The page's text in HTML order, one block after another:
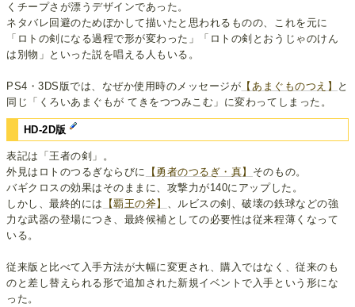
くチープさが漂うデザインであった。
ネタバレ回避のためぼかして描いたと思われるものの、これを元に
「ロトの剣になる過程で形が変わった」「ロトの剣とおうじゃのけん
は別物」といった説を唱える人もいる。
PS4・3DS版では、なぜか使用時のメッセージが 【あまぐものつえ】
と
同じ「くろいあまぐもが てきをつつみこむ」に変わってしまった。
HD-2D版
表記は「王者の剣」。
外見はロトのつるぎならびに
【勇者のつるぎ・真】 そのもの。
バギクロスの効果はそのままに、攻撃力が140にアップした。
しかし、最終的には
【覇王の斧】
、ルビスの剣、破壊の鉄球などの強
力な武器の登場につき、最終候補としての必要性は従来程薄くなって
いる。
従来版と比べて入手方法が大幅に変更され、購入ではなく、従来のも
のと差し替えられる形で追加された新規イベントで入手という形にな
った。